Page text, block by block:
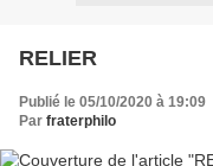
RELIER
Publié le 05/10/2020 à 19:09
Par fraterphilo